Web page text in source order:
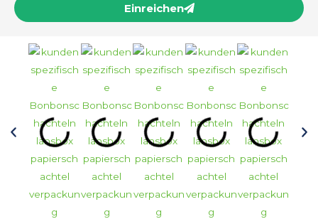
Einreichen